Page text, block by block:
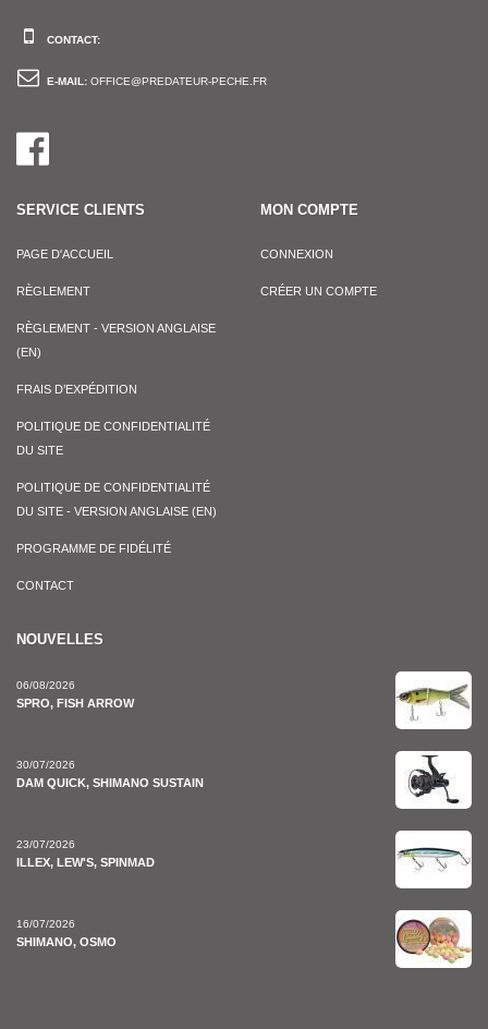
CONTACT:
E-MAIL: OFFICE@PREDATEUR-PECHE.FR
SERVICE CLIENTS
PAGE D'ACCUEIL
RÈGLEMENT
RÈGLEMENT - VERSION ANGLAISE
(EN)
FRAIS D’EXPÉDITION
POLITIQUE DE CONFIDENTIALITÉ
DU SITE
POLITIQUE DE CONFIDENTIALITÉ
DU SITE - VERSION ANGLAISE (EN)
PROGRAMME DE FIDÉLITÉ
CONTACT
MON COMPTE
CONNEXION
CRÉER UN COMPTE
NOUVELLES
06/08/2026
SPRO, FISH ARROW
30/07/2026
DAM QUICK, SHIMANO SUSTAIN
23/07/2026
ILLEX, LEW'S, SPINMAD
16/07/2026
SHIMANO, OSMO